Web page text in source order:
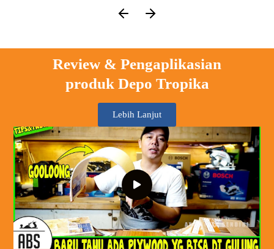
Review & Pengaplikasian
produk Depo Tropika
Lebih Lanjut